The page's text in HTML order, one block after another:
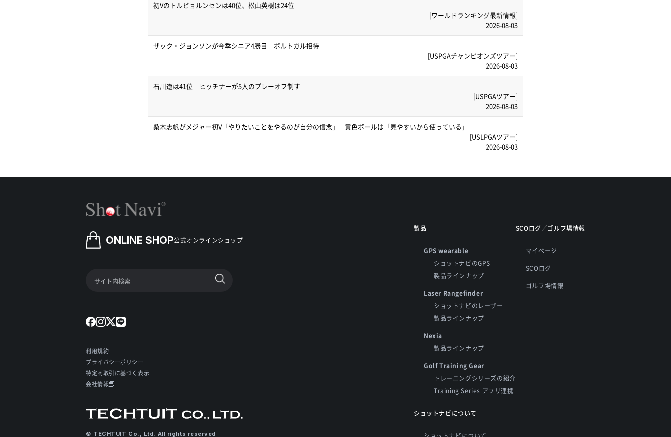
初Vのトルビョルンセンは40位、松山英樹は24位
[ワールドランキング最新情報]
2026-08-03
ザック・ジョンソンが今季シニア4勝目 ポルトガル招待
[USPGAチャンピオンズツアー]
2026-08-03
石川遼は41位 ヒッチナーが5人のプレーオフ制す
[USPGAツアー]
2026-08-03
桑木志帆がメジャー初V「やりたいことをやるのが自分の信念」 黄色ボールは「見やすいから使っている」
[USLPGAツアー]
2026-08-03
ONLINE SHOP公式オンラインショップ
利用規約
プライバシーポリシー
特定商取引に基づく表示
会社情報
© TECHTUIT Co., Ltd. All rights reserved
製品
GPS wearable
ショットナビのGPS
製品ラインナップ
Laser Rangefinder
ショットナビのレーザー
製品ラインナップ
Nexia
製品ラインナップ
Golf Training Gear
トレーニングシリーズの紹介
Training Series アプリ連携
ショットナビについて
SCOログ／ゴルフ場情報
マイページ
SCOログ
ゴルフ場情報